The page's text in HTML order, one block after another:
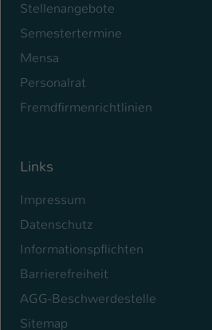
Stellenangebote
Semestertermine
Mensa
Personalrat
Fremdfirmenrichtlinien
Links
Impressum
Datenschutz
Informationspflichten
Barrierefreiheit
AGG-Beschwerdestelle
Sitemap